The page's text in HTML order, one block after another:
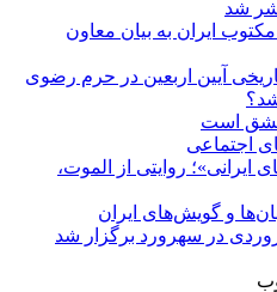
ایران به بیان معاون
آیین اربعین در حرم رضوی
عشق است
اجتماعی
روایتی از الموت،
و گویش‌های ایران
در سهرورد برگزار شد